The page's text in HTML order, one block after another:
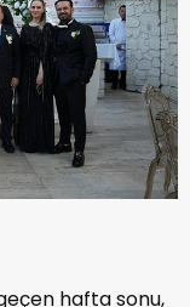
hafta sonu,